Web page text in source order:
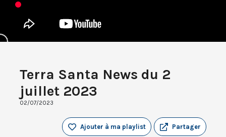
Terra Santa News du 2
juillet 2023
02/07/2023
Partager
Ajouter à ma playlist